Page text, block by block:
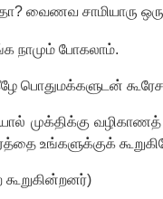
வைணவ சாமியாரு
நாமும் போகலாம்.
பொதுமக்களுடன்
முக்திக்கு
உங்களுக்குக்